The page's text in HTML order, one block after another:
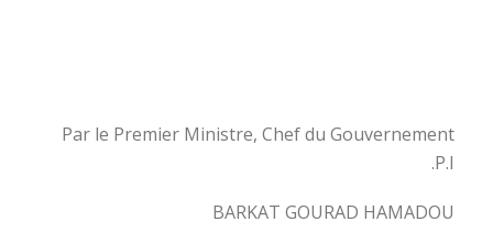
Par le Premier Ministre, Chef du Gouvernement
P.I.
BARKAT GOURAD HAMADOU